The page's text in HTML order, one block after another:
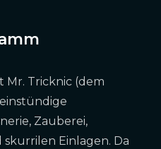
Mr. Tricknic (dem
Zauberei,
Einlagen. Da